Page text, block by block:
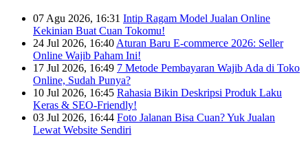
07 Agu 2026, 16:31 Intip Ragam Model Jualan Online
Kekinian Buat Cuan Tokomu!
24 Jul 2026, 16:40 Aturan Baru E-commerce 2026: Seller
Online Wajib Paham Ini!
17 Jul 2026, 16:49 7 Metode Pembayaran Wajib Ada di Toko
Online, Sudah Punya?
10 Jul 2026, 16:45 Rahasia Bikin Deskripsi Produk Laku
Keras & SEO-Friendly!
03 Jul 2026, 16:44 Foto Jalanan Bisa Cuan? Yuk Jualan
Lewat Website Sendiri